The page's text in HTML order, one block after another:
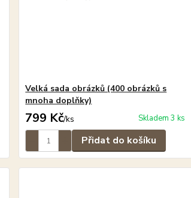
Velká sada obrázků (400 obrázků s
mnoha doplňky)
799 Kč/ks Skladem 3 ks
Přidat do košíku